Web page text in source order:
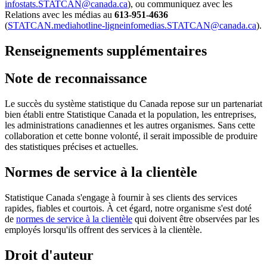
infostats.STATCAN@canada.ca), ou communiquez avec les
Relations avec les médias au 613-951-4636
(STATCAN.mediahotline-ligneinfomedias.STATCAN@canada.ca).
Renseignements supplémentaires
Note de reconnaissance
Le succès du système statistique du Canada repose sur un partenariat
bien établi entre Statistique Canada et la population, les entreprises,
les administrations canadiennes et les autres organismes. Sans cette
collaboration et cette bonne volonté, il serait impossible de produire
des statistiques précises et actuelles.
Normes de service à la clientèle
Statistique Canada s'engage à fournir à ses clients des services
rapides, fiables et courtois. À cet égard, notre organisme s'est doté
de normes de service à la clientèle qui doivent être observées par les
employés lorsqu'ils offrent des services à la clientèle.
Droit d'auteur